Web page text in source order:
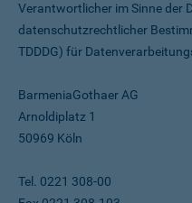
Verantwortlicher im Sinne der
datenschutz­rechtlicher
TDDDG) für
BarmeniaGothaer AG
Arnoldiplatz 1
50969 Köln
Tel. 0221 308-00